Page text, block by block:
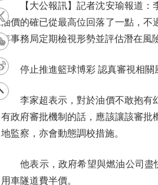
【大公報訊】記者沈安瑜報道：李
油價的確已從最高位回落了一點，不
年事務局定期檢視形勢並評估潛在風
停止推進籃球博彩 認真審視相關
李家超表示，對於油價不敢抱有幻
有政府審批機制的話，應該讓該審批
地監察，亦會動態調校措施。
他表示，政府希望與燃油公司盡
用車隧道費半價。